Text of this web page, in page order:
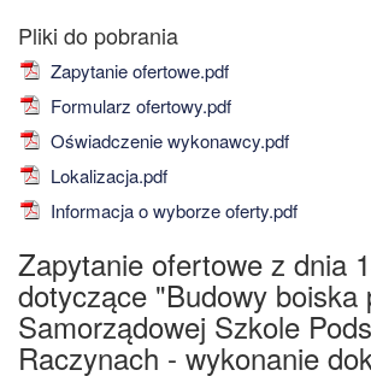
Zapytanie ofertowe.pdf
Formularz ofertowy.pdf
Oświadczenie wykonawcy.pdf
Lokalizacja.pdf
Informacja o wyborze oferty.pdf
Zapytanie ofertowe z dnia
dotyczące "Budowy boiska
Samorządowej Szkole
Raczynach - wykonanie